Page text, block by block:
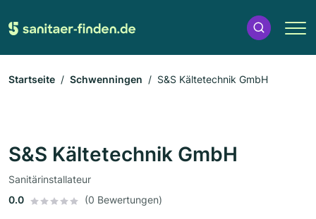
Startseite Schwenningen S&S Kältetechnik GmbH
S&S Kältetechnik GmbH
Sanitärinstallateur
0.0
(0 Bewertungen)